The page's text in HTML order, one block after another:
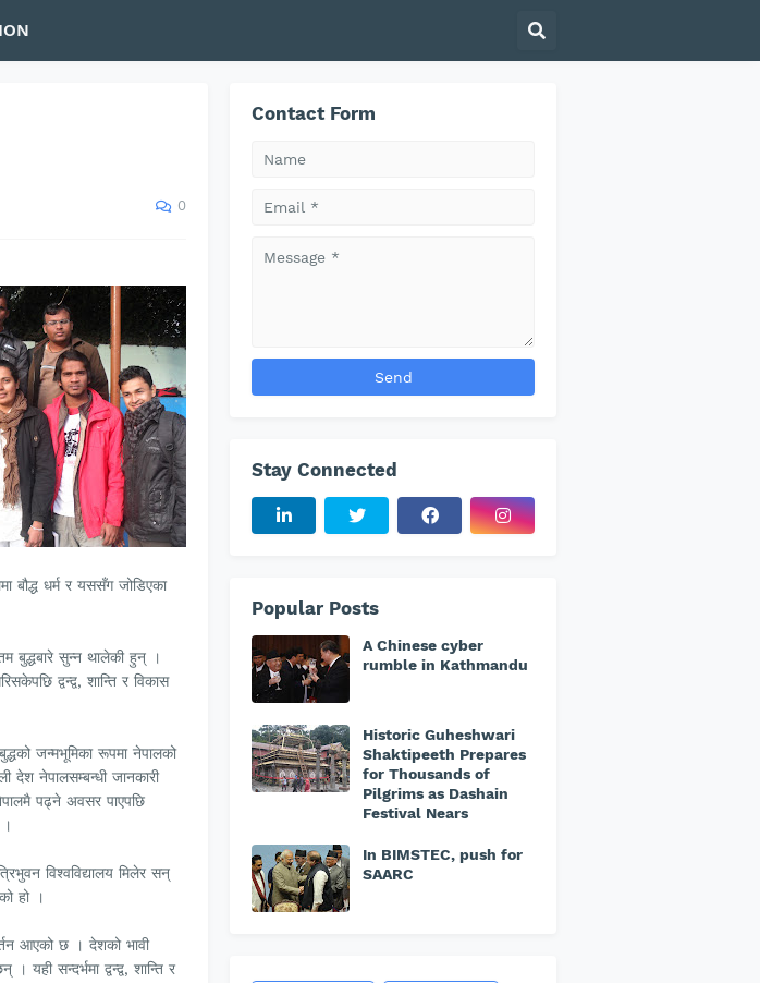
0
बौद्ध धर्म र यससँग जोडिएका
बुद्धबारे सुन्न थालेकी हुन् ।
द्वन्द्व, शान्ति र विकास
जन्मभूमिका रूपमा नेपालको
देश नेपालसम्बन्धी जानकारी
पढ्ने अवसर पाएपछि
विश्वविद्यालय मिलेर सन्
हो ।
आएको छ । देशको भावी
सन्दर्भमा द्वन्द्व, शान्ति र
Contact Form
Stay Connected
Popular Posts
A Chinese cyber
rumble in Kathmandu
Historic Guheshwari
Shaktipeeth Prepares
for Thousands of
Pilgrims as Dashain
Festival Nears
In BIMSTEC, push for
SAARC